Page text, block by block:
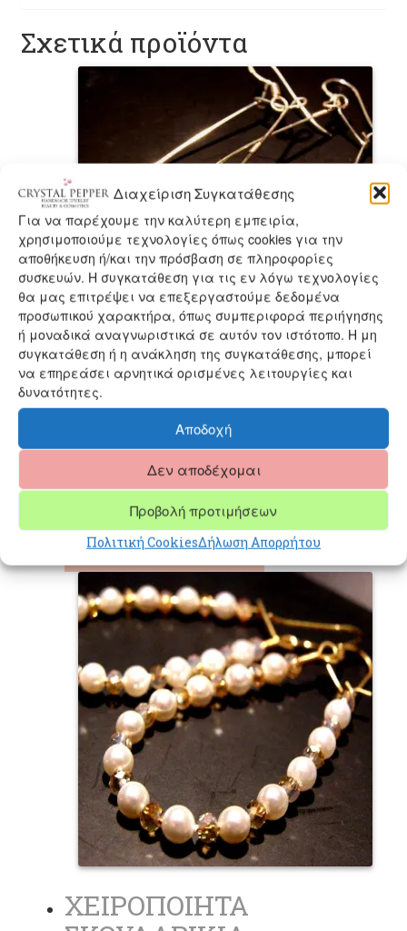
Διαχείριση Συγκατάθεσης
Για να παρέχουμε την καλύτερη εμπειρία,
χρησιμοποιούμε τεχνολογίες όπως cookies για την
αποθήκευση ή/και την πρόσβαση σε πληροφορίες
συσκευών. Η συγκατάθεση για τις εν λόγω τεχνολογίες
θα μας επιτρέψει να επεξεργαστούμε δεδομένα
προσωπικού χαρακτήρα, όπως συμπεριφορά περιήγησης
ή μοναδικά αναγνωριστικά σε αυτόν τον ιστότοπο. Η μη
συγκατάθεση ή η ανάκληση της συγκατάθεσης, μπορεί
να επηρεάσει αρνητικά ορισμένες λειτουργίες και
δυνατότητες.
Αποδοχή
Δεν αποδέχομαι
Προβολή προτιμήσεων
Πολιτική CookiesΔήλωση Απορρήτου
Σχετικά προϊόντα
ΧΕΙΡΟΠΟΙΗΤΑ
ΣΚΟΥΛΑΡΙΚΙΑ ΚΑΡΔΙΕΣ
ΜΑΤΑΚΙ ΑΣΗΜΙ ΟΒΑΛ
(SK109)
Προσφορά! 38,90€ Original
price
was:
38,90 €.
35,90 €Η
τρέχουσα
τιμή
35,90 €.
Προσθήκη στο καλάθι
ΧΕΙΡΟΠΟΙΗΤΑ